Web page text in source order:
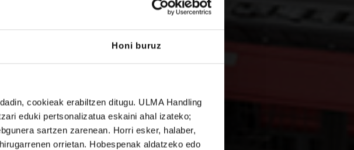
Honi buruz
cookieak erabiltzen ditugu. ULMA Handling
eduki pertsonalizatua eskaini ahal izateko;
sartzen zarenean. Horri esker, halaber,
orrietan. Hobespenak aldatzeko edo